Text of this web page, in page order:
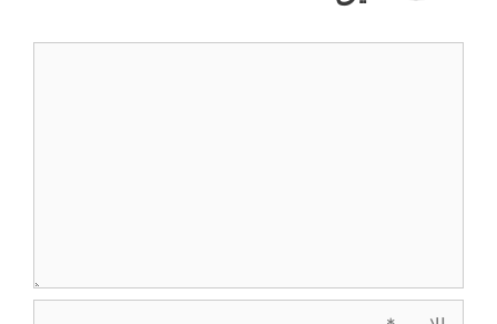
الاسم